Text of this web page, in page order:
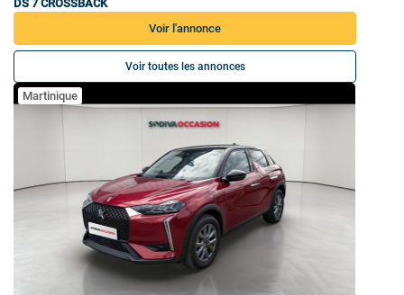
DS 7 CROSSBACK
Voir l'annonce
Voir toutes les annonces
Martinique